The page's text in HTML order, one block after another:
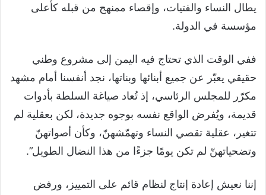
يطال النساء والفتيات، وإقصاء ممنهج من قبله كأعلى
مؤسسة في الدولة.
ففي الوقت الذي تحتاج فيه اليمن إلى مشروع وطني
حقيقي يعبّر عن جميع أبنائها وبناتها، نجد أنفسنا أمام مشهد
مكرّر للمجلس الرئاسي، إذ تُعاد صياغة السلطة بأدوات
قديمة، ويُفرض الواقع نفسه بوجوه جديدة، لكن بعقلية لم
تتغير، عقلية تقصي النساء وتهمّشهنّ، وكأن أصواتهنّ
وتضحياتهنّ لم تكن يومًا جزءًا من هذا النضال الطويل”.
إننا نعيش إعادة إنتاج لنظام قائم على التمييز، ورفض